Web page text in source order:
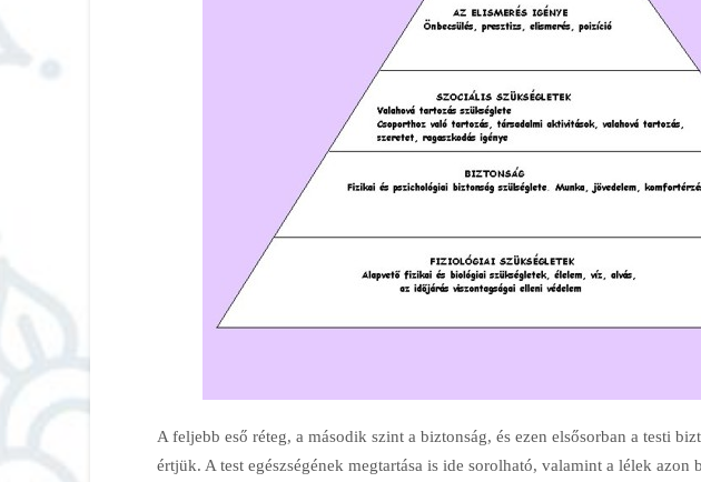
A feljebb eső réteg, a második szint a biztonság, és ezen elsősorban a testi
értjük. A test egészségének megtartása is ide sorolható, valamint a lélek azon